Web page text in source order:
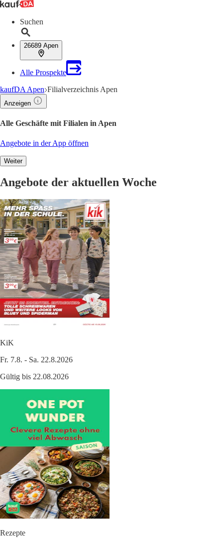
Suchen
26689 Apen
Alle Prospekte
kaufDA Apen Filialverzeichnis Apen
Anzeigen
Alle Geschäfte mit Filialen in Apen
Angebote in der App öffnen
Weiter
Angebote der aktuellen Woche
KiK
Fr. 7.8. - Sa. 22.8.2026
Gültig bis 22.08.2026
Rezepte